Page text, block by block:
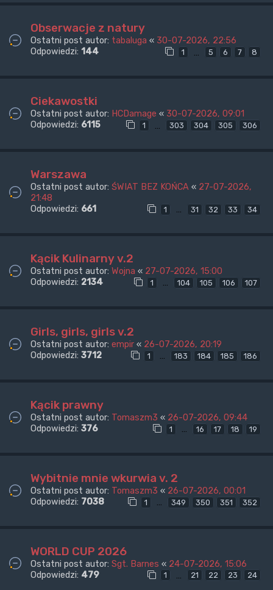
Obserwacje z natury
Ostatni post autor: tabaluga « 30-07-2026, 22:56
Odpowiedzi: 144 1 … 5 6 7 8
Ciekawostki
Ostatni post autor: HCDamage « 30-07-2026, 09:01
Odpowiedzi: 6115 1 303 304 305 306
Warszawa
Ostatni post autor: ŚWIAT BEZ KOŃCA « 27-07-2026,
21:48
Odpowiedzi: 661 1 … 31 32 33 34
Kącik Kulinarny v.2
Ostatni post autor: Wojna « 27-07-2026, 15:00
Odpowiedzi: 2134 1 … 104 105 106 107
Girls, girls, girls v.2
Ostatni post autor: empir « 26-07-2026, 20:19
Odpowiedzi: 3712 1 … 183 184 185 186
Kącik prawny
Ostatni post autor: Tomaszm3 « 26-07-2026, 09:44
Odpowiedzi: 376 1 … 16 17 18 19
Wybitnie mnie wkurwia v. 2
Ostatni post autor: Tomaszm3 « 26-07-2026, 00:01
Odpowiedzi: 7038 1 … 349 350 351 352
WORLD CUP 2026
Ostatni post autor: Sgt. Barnes « 24-07-2026, 15:06
Odpowiedzi: 479 1 … 21 22 23 24